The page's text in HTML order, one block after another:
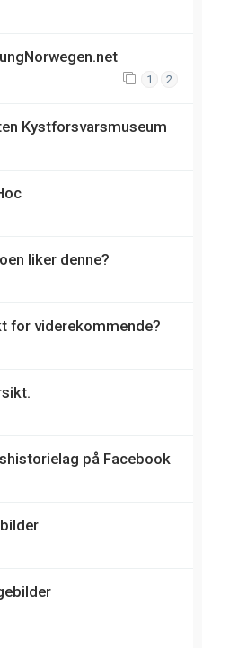
1 2
Kystforsvarsmuseum
liker denne?
for viderekommende?
på Facebook